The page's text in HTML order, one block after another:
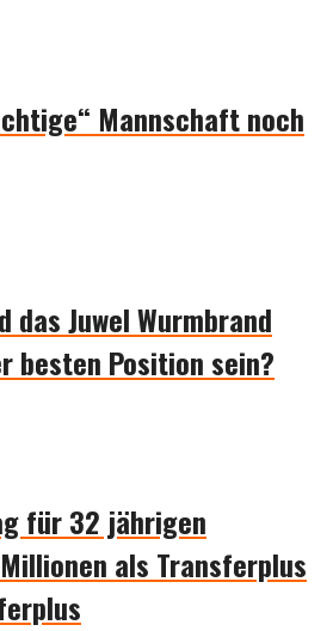
Mannschaft noch
das Juwel Wurmbrand
besten Position sein?
für 32 jährigen
als Transferplus